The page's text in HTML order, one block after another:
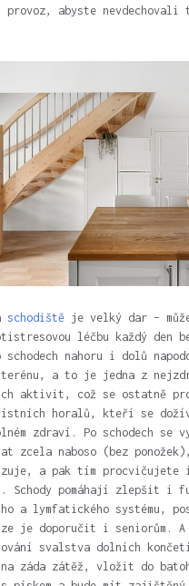
abyste nevdechovali
schodištěje velký dar –
léčbu každý den
schodech nahoru i dolů
terénu, a to je jedna z
aktivit, což se ostatně
horalů, kteří se
zdraví. Po schodech se
zcela naboso (bez
a pak tím procvičujete
Schody pomáhají zlepšit i
a lymfatického systému,
je doporučit i seniorům.
svalstva dolních
záda zátěž, vložit do